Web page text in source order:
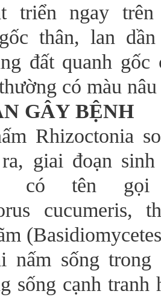
triển ngay
thân, lan
đất quanh gốc
có màu
GÂY BỆNH
Rhizoctonia
giai đoạn sinh
có tên
cucumeris,
nấm sống trong
sống cạnh tranh